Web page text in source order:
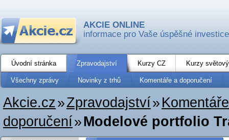
AKCIE ONLINE
informace pro Vaše úspěšné investice
Úvodní stránka Zpravodajství Kurzy CZ Kurzy
Všechny zprávy Novinky z trhů Komentáře a doporučení
Akcie.cz»Zpravodajství»
doporučení»Modelové portfolio